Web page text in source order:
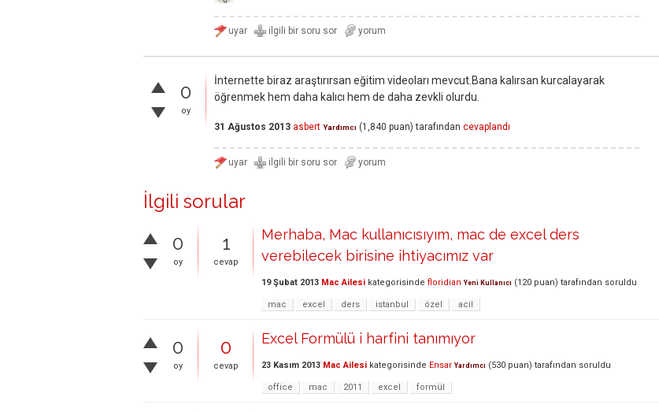
0
oy
İnternette biraz araştırırsan eğitim videoları mevcut.Bana kalırsan kurcalayarak
öğrenmek hem daha kalıcı hem de daha zevkli olurdu.
31 Ağustos 2013 asbert Yardımcı (1,840 puan) tarafından cevaplandı
İlgili sorular
0
oy
1
cevap
Merhaba, Mac kullanıcısıyım, mac de excel ders
verebilecek birisine ihtiyacımız var
19 Şubat 2013 Mac Ailesi kategorisinde floridian Yeni Kullanıcı (120 puan) tarafından soruldu
mac excel ders istanbul özel acil
0
oy
0
cevap
Excel Formülü i harfini tanımıyor
23 Kasım 2013 Mac Ailesi kategorisinde Ensar Yardımcı (530 puan) tarafından soruldu
office mac 2011 excel formül